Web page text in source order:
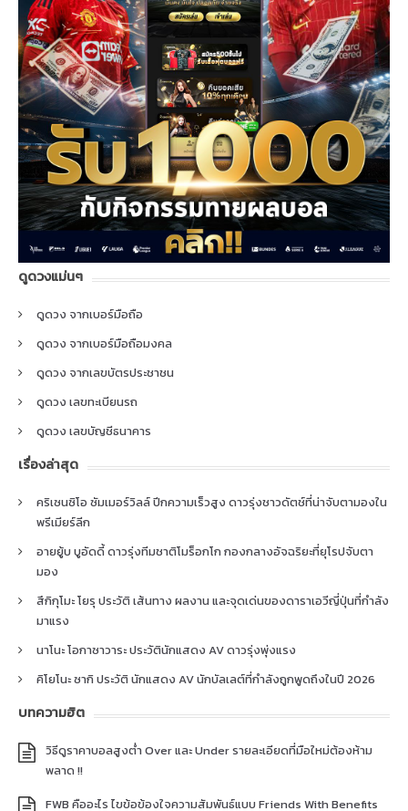
ดูดวงแม่นๆ
ดูดวง จากเบอร์มือถือ
ดูดวง จากเบอร์มือถือมงคล
ดูดวง จากเลขบัตรประชาชน
ดูดวง เลขทะเบียนรถ
ดูดวง เลขบัญชีธนาคาร
เรื่องล่าสุด
คริเซนซิโอ ซัมเมอร์วิลล์ ปีกความเร็วสูง ดาวรุ่งชาวดัตช์ที่น่าจับตามองใน
พรีเมียร์ลีก
อายยู้บ บูอัดดี้ ดาวรุ่งทีมชาติโมร็อกโก กองกลางอัจฉริยะที่ยุโรปจับตา
มอง
สึกิกุโมะ โยรุ ประวัติ เส้นทาง ผลงาน และจุดเด่นของดาราเอวีญี่ปุ่นที่กำลัง
มาแรง
นาโนะ โอกาซาวาระ ประวัตินักแสดง AV ดาวรุ่งพุ่งแรง
คิโยโนะ ซากิ ประวัติ นักแสดง AV นักบัลเลต์ที่กำลังถูกพูดถึงในปี 2026
บทความฮิต
วิธีดูราคาบอลสูงต่ำ Over และ Under รายละเอียดที่มือใหม่ต้องห้าม
พลาด !!
FWB คืออะไร ไขข้อข้องใจความสัมพันธ์แบบ Friends With Benefits